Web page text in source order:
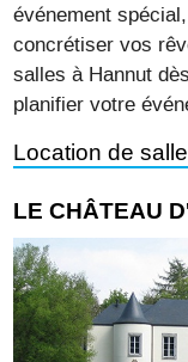
événement
concrétiser vos
salles à Hannut
planifier votre
Location de
LE CHÂTEAU